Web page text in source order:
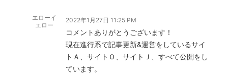
エローイ
エロー
2022年1月27日 11:25 PM
コメントありがとうございます！
現在進行系で記事更新&運営をしているサイ
トＡ、サイトＯ、サイトＪ、すべて公開をし
ています。